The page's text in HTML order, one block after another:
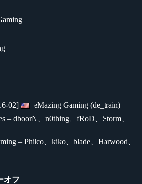
02]
eMazing Gaming (de_train)
– dboorN、n0thing、fRoD、Storm、
– Philco、kiko、blade、Harwood、
オフ